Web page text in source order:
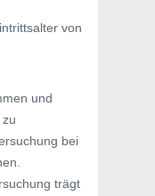
von
und
bei
trägt